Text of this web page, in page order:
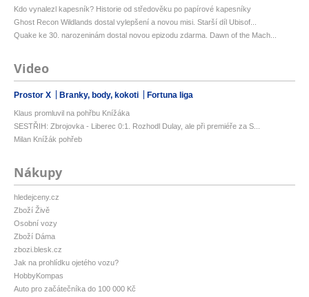
Kdo vynalezl kapesník? Historie od středověku po papírové kapesníky
Ghost Recon Wildlands dostal vylepšení a novou misi. Starší díl Ubisof...
Quake ke 30. narozeninám dostal novou epizodu zdarma. Dawn of the Mach...
Video
Prostor X Branky, body, kokoti Fortuna liga
Klaus promluvil na pohřbu Knížáka
SESTŘIH: Zbrojovka - Liberec 0:1. Rozhodl Dulay, ale při premiéře za S...
Milan Knížák pohřeb
Nákupy
hledejceny.cz
Zboží Živě
Osobní vozy
Zboží Dáma
zbozi.blesk.cz
Jak na prohlídku ojetého vozu?
HobbyKompas
Auto pro začátečníka do 100 000 Kč